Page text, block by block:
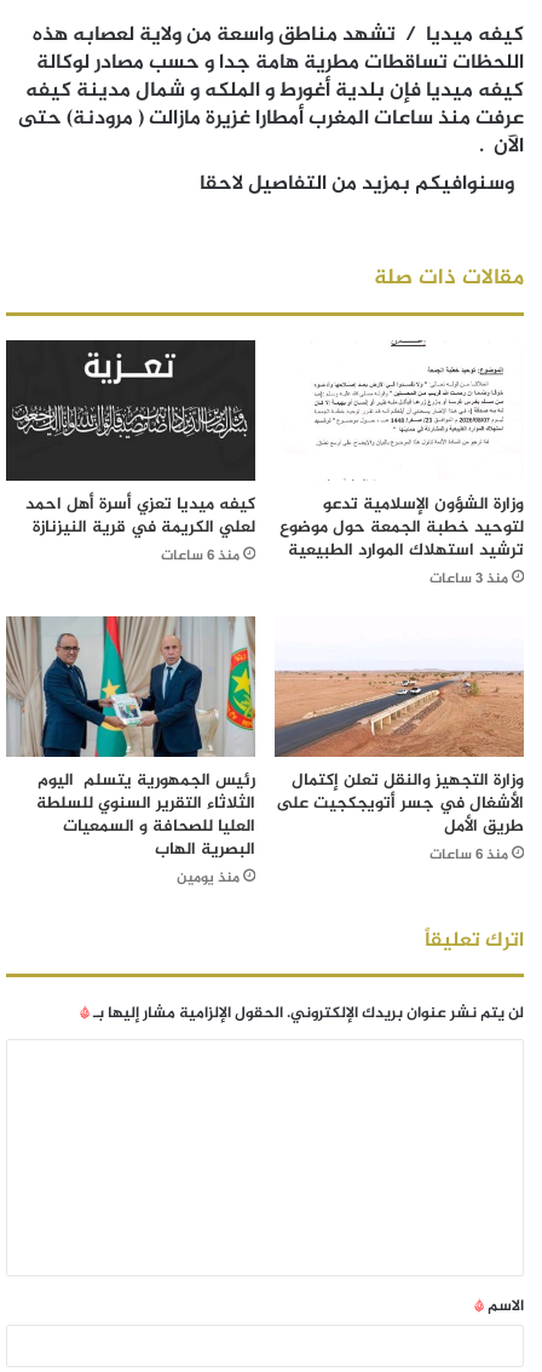
كيفه ميديا / تشهد مناطق واسعة من ولاية لعصابه هذه
اللحظات تساقطات مطرية هامة جدا و حسب مصادر لوكالة
كيفه ميديا فإن بلدية أغورط و الملكه و شمال مدينة كيفه
عرفت منذ ساعات المغرب أمطارا غزيرة مازالت ( مرودنة) حتى
الآن .
وسنوافيكم بمزيد من التفاصيل لاحقا
مقالات ذات صلة
وزارة الشؤون الإسلامية تدعو
لتوحيد خطبة الجمعة حول موضوع
ترشيد استهلاك الموارد الطبيعية
منذ 3 ساعات
كيفه ميديا تعزي أسرة أهل احمد
لعلي الكريمة في قرية النيزنازة
منذ 6 ساعات
وزارة التجهيز والنقل تعلن إكتمال
الأشغال في جسر أتويجكجيت على
طريق الأمل
منذ 6 ساعات
رئيس الجمهورية يتسلم اليوم
الثلاثاء التقرير السنوي للسلطة
العليا للصحافة و السمعيات
البصرية الهاب
منذ يومين
اترك تعليقاً
لن يتم نشر عنوان بريدك الإلكتروني.الحقول الإلزامية مشار إليها بـ*
الاسم*